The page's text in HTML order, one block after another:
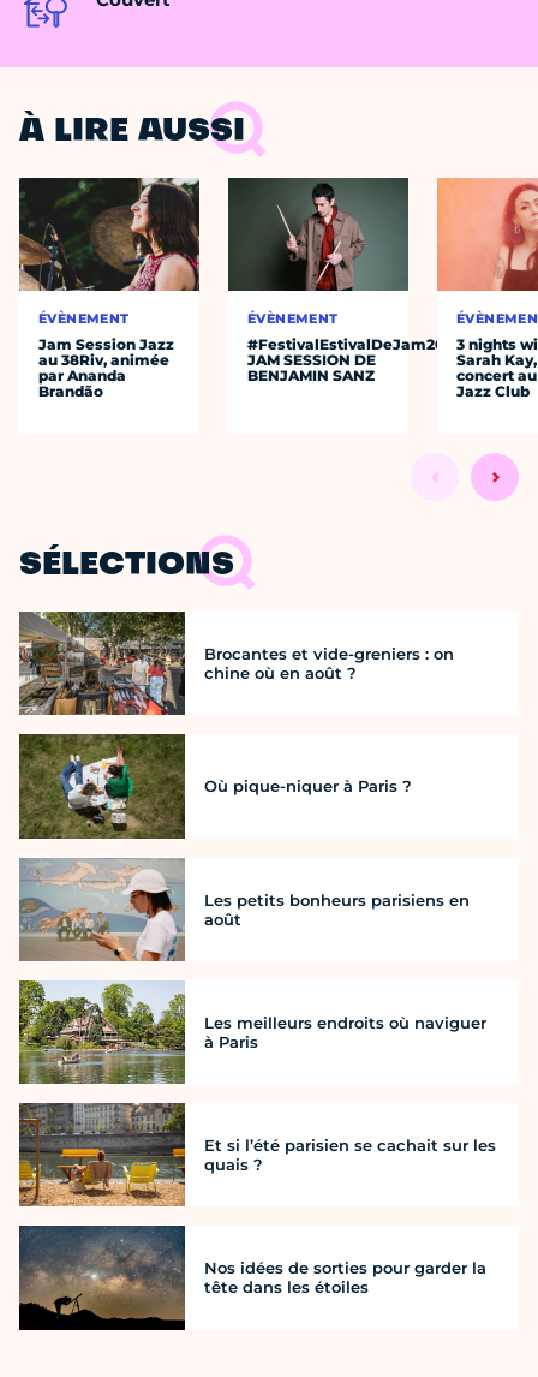
À LIRE AUSSI
ÉVÈNEMENT
Jam Session Jazz
au 38Riv, animée
par Ananda
Brandão
ÉVÈNEMENT
#FestivalEstivalDeJam2026
JAM SESSION DE
BENJAMIN SANZ
3 nights
Sarah
concert
Jazz Club
SÉLECTIONS
Brocantes et vide-greniers : on
chine où en août ?
Où pique-niquer à Paris ?
Les petits bonheurs parisiens en
août
Les meilleurs endroits où naviguer
à Paris
Et si l’été parisien se cachait sur les
quais ?
Nos idées de sorties pour garder la
tête dans les étoiles